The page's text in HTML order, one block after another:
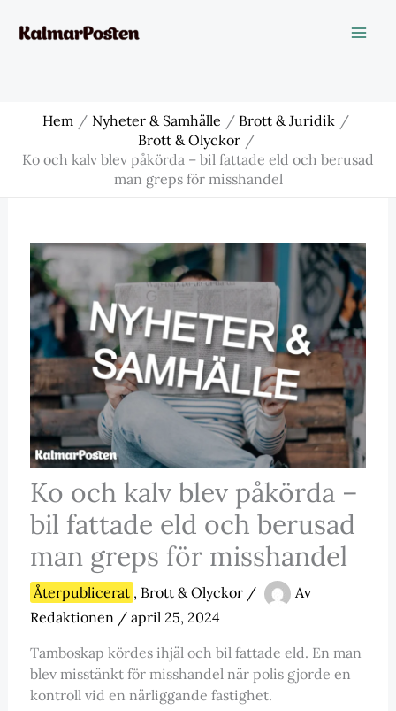
Hem Nyheter & Samhälle
Brott & Juridik
Brott & Olyckor
Ko och kalv blev påkörda – bil fattade eld och berusad
man greps för misshandel
Ko och kalv blev påkörda –
bil fattade eld och berusad
man greps för misshandel
Återpublicerat , Brott & Olyckor/
Av
Redaktionen / april 25, 2024
Tamboskap kördes ihjäl och bil fattade eld. En man
blev misstänkt för misshandel när polis gjorde en
kontroll vid en närliggande fastighet.